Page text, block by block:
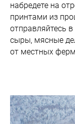
набредете на
принтами из
отправляйтесь
сыры, мясные
от местных